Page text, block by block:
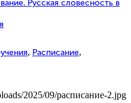
Русская словесность в
, Расписание,
2025/09/расписание-2.jpg